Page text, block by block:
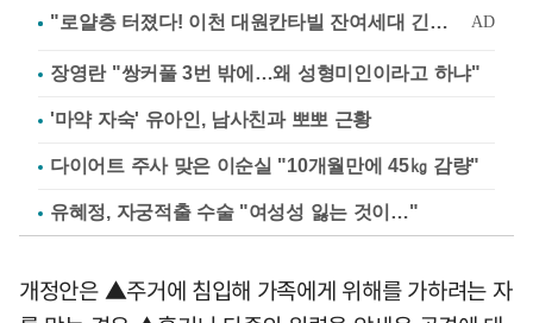
장영란 "쌍커풀 3번 밖에…왜 성형미인이라고 하냐"
'마약 자숙' 유아인, 남사친과 뽀뽀 근황
다이어트 주사 맞은 이순실 "10개월만에 45㎏ 감량"
유혜정, 자궁적출 수술 "여성성 잃는 것이…"
개정안은 ▲주거에 침입해 가족에게 위해를 가하려는 자